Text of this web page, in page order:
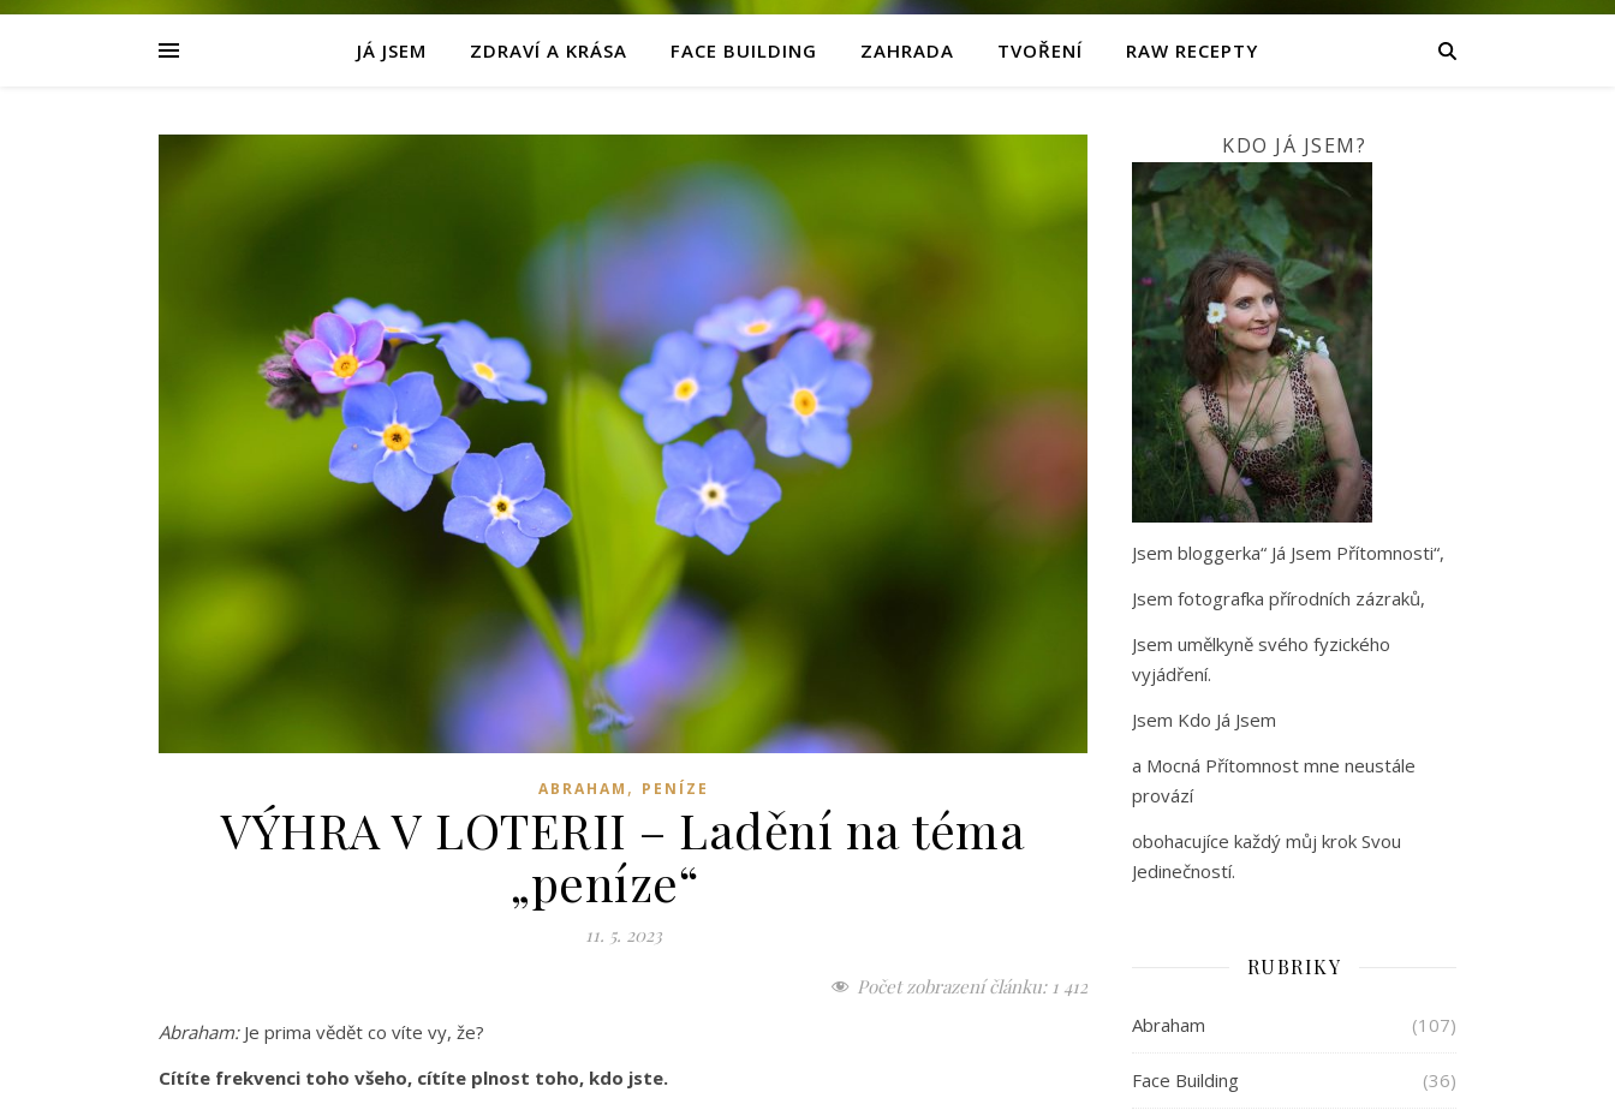
JÁ JSEM ZDRAVÍ A KRÁSA FACE BUILDING ZAHRADA TVOŘENÍ RAW RECEPTY
ABRAHAM , PENÍZE
VÝHRA V LOTERII – Ladění na téma
„peníze“
11. 5. 2023
Počet zobrazení článku: 1 412
Abraham:Je prima vědět co víte vy, že?
Cítíte frekvenci toho všeho, cítíte plnost toho, kdo jste.
KDO JÁ JSEM?
Jsem bloggerka“ Já Jsem Přítomnosti“,
Jsem fotografka přírodních zázraků,
Jsem umělkyně svého fyzického
vyjádření.
Jsem Kdo Já Jsem
a Mocná Přítomnost mne neustále
provází
obohacujíce každý můj krok Svou
Jedinečností.
RUBRIKY
Abraham (107)
Face Building (36)